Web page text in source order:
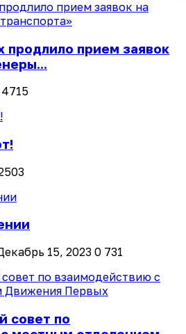
прием заявок
4715
15, 2023 0 731
совет по